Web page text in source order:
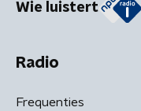
Wie luistert
Radio
Frequenties